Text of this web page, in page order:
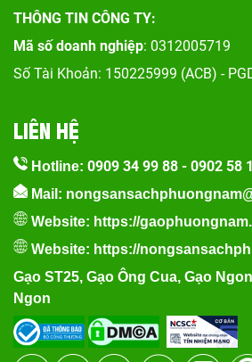
THÔNG TIN CÔNG TY:
Mã số doanh nghiệp: 0312005719
Số Tài Khoản: 150225999 (ACB) -
LIÊN HỆ
Hotline: 0909 34 99 88 - 0902 58
Mail:
Website: https://
Website: https://
Gạo ST25, Gạo Ông Cua, Gạo
Ngon